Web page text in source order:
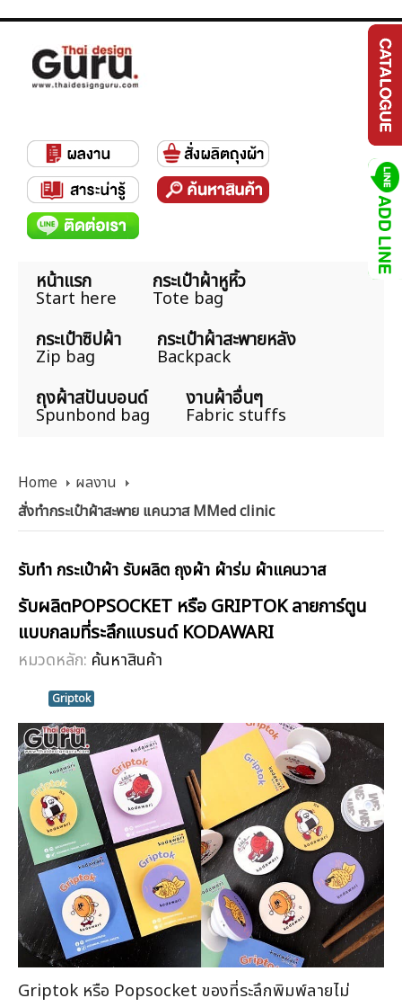
หน้าแรก
Start here
กระเป๋าผ้าหูหิ้ว
Tote bag
กระเป๋าซิปผ้า
Zip bag
กระเป๋าผ้าสะพายหลัง
Backpack
ถุงผ้าสปันบอนด์
Spunbond bag
งานผ้าอื่นๆ
Fabric stuffs
Home
ผลงาน
สั่งทำกระเป๋าผ้าสะพาย แคนวาส MMed clinic
รับทำ กระเป๋าผ้า รับผลิต ถุงผ้า ผ้าร่ม ผ้าแคนวาส
รับผลิตPOPSOCKET หรือ GRIPTOK ลายการ์ตูน
แบบกลมที่ระลึกแบรนด์ KODAWARI
หมวดหลัก: ค้นหาสินค้า
Griptok
Griptok หรือ Popsocket ของที่ระลึกพิมพ์ลายไม่